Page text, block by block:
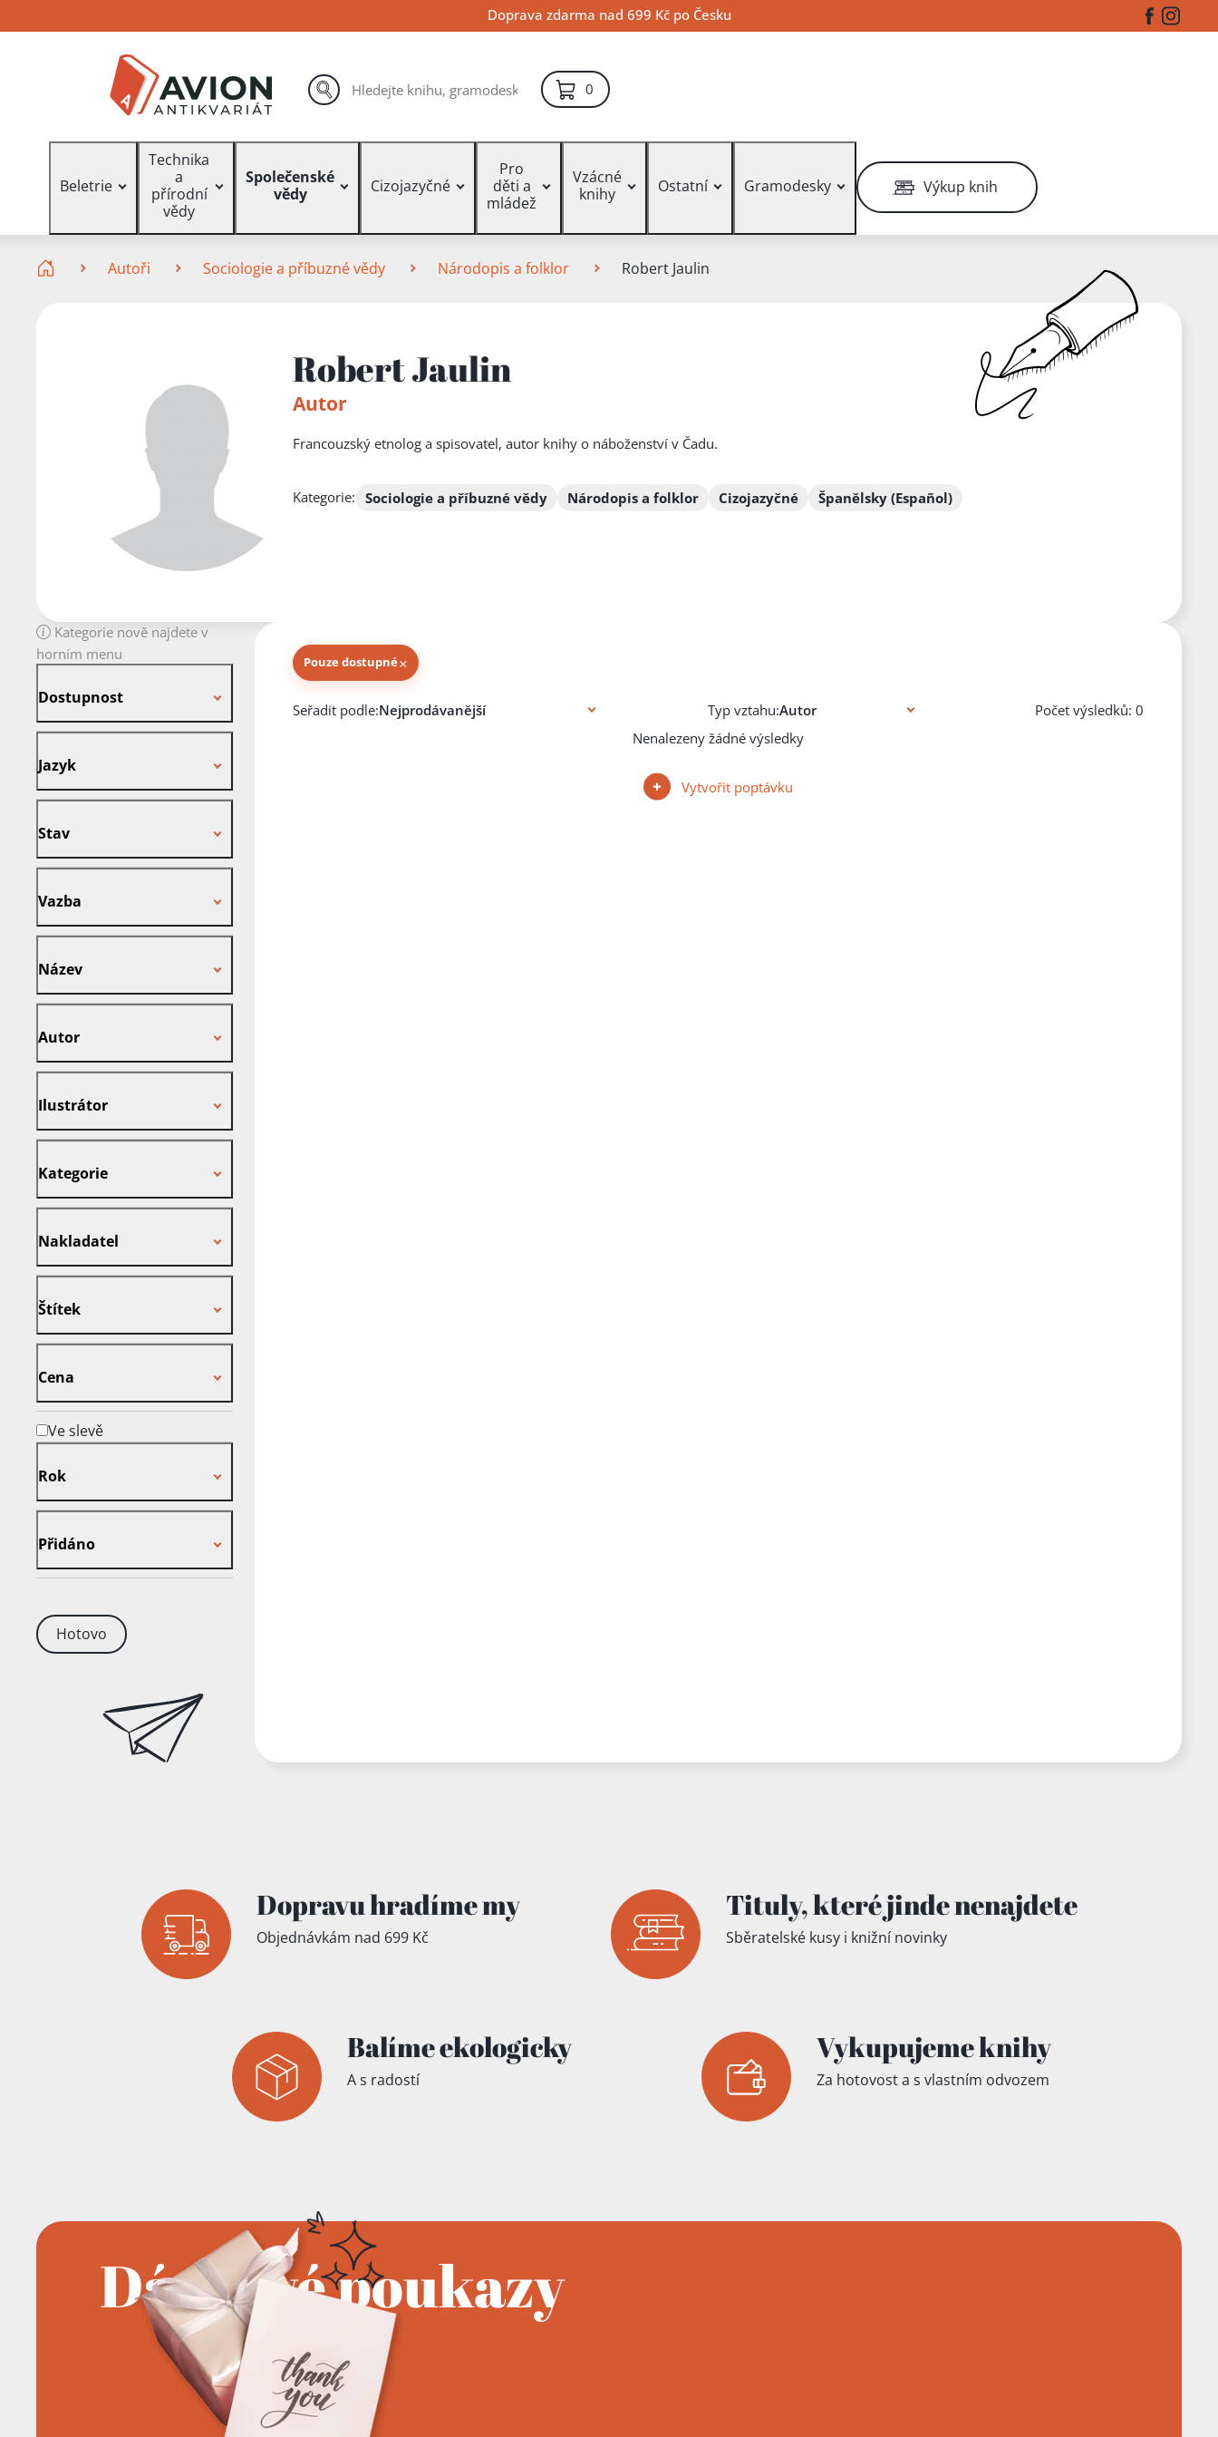
na
na
na
Doprava zdarma nad 699 Kč po Česku Facebook
Vyhledávání hledat
0položek – košík
Beletrie
Technika
a
přírodní
vědy
Společenské
vědy
Cizojazyčné
Pro
děti a
mládež
Vzácné
knihy
Ostatní Gramodesky Výkup knih
Autoři Sociologie a příbuzné vědy Národopis a folklor Robert Jaulin
Robert Jaulin
Autor
Francouzský etnolog a spisovatel, autor knihy o náboženství v Čadu.
Kategorie: Sociologie a příbuzné vědy Národopis a folklor Cizojazyčné Španělsky (Español)
Kategorie nově najdete v
horním menu
Dostupnost
Jazyk
Stav
Vazba
Název
Autor
Ilustrátor
Kategorie
Nakladatel
Štítek
Cena
Ve slevě
Rok
Přidáno
Hotovo
Pouze dostupné×
Knihy autora
Seřadit podle: Typ vztahu:
Počet výsledků: 0
Nenalezeny žádné výsledky
Vytvořit poptávku
Dopravu hradíme my
Objednávkám nad 699 Kč
Tituly,které jindenenajdete
Sběratelské kusy i knižní novinky
Balíme ekologicky
A s radostí
Vykupujeme knihy
Za hotovost a s vlastním odvozem
Dárkové poukazy
Přidáno do košíku!